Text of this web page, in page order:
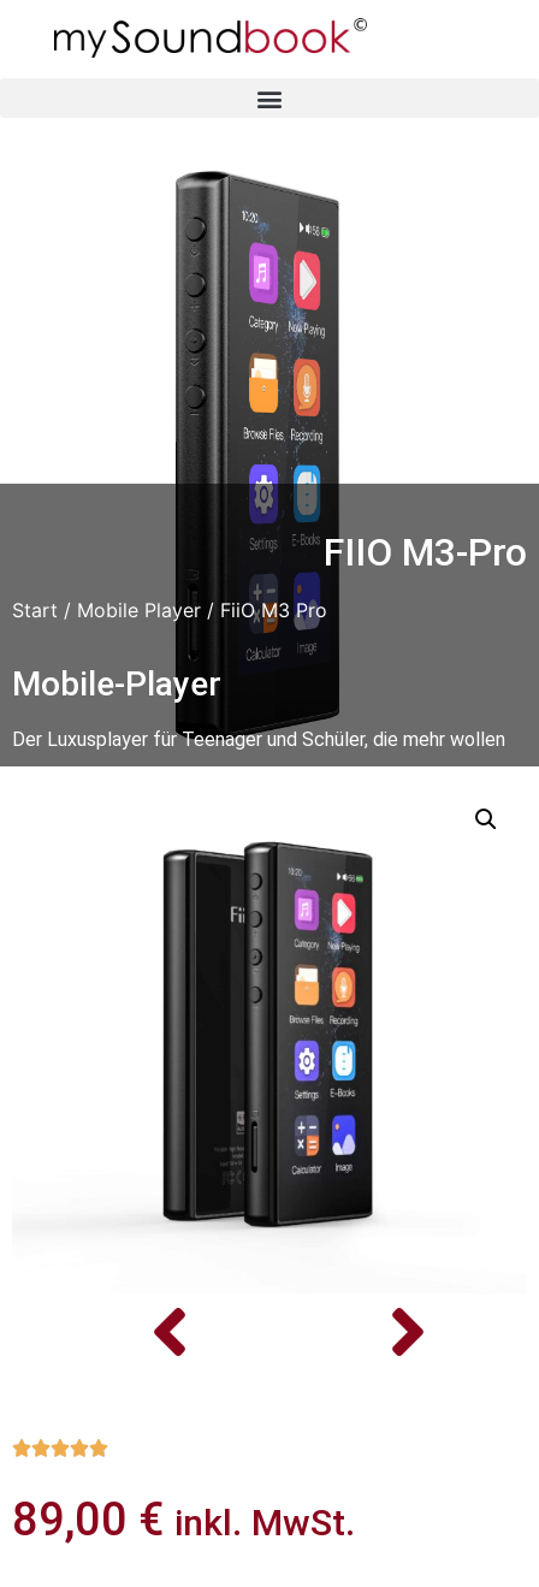
FIIO M3-Pro
Start / Mobile Player / FiiO M3 Pro
Mobile-Player
Der Luxusplayer für Teenager und Schüler, die mehr wollen

89,00 € inkl. MwSt.